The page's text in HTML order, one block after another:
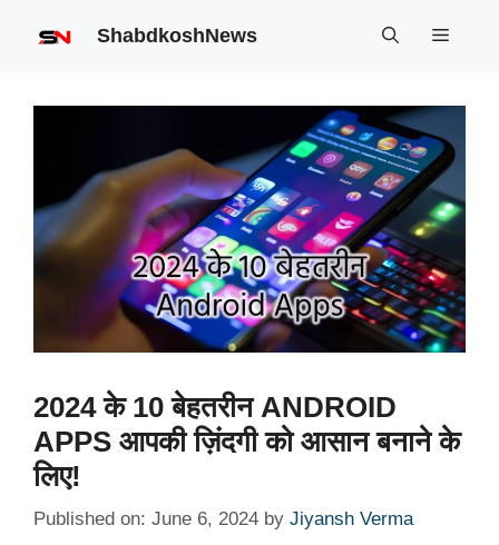
ShabdkoshNews Menu
2024 के 10 बेहतरीन ANDROID
APPS आपकी ज़िंदगी को आसान बनाने के
लिए!
Published on: June 6, 2024 by Jiyansh Verma